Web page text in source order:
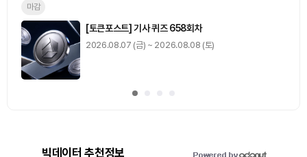
기사 스탬프
빅데이터 추천정보